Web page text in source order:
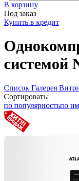
В корзину
Под заказ
Купить в кредит
системой
Список Галерея
Сортировать:
по популярностьпо